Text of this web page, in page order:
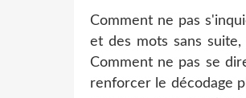
Comment ne pas
et des mots sans
Comment ne pas se
renforcer le décodage